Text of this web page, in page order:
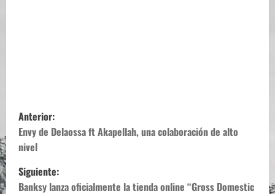
N
a
v
Anterior:
Envy de Delaossa ft Akapellah, una colaboración de alto
nivel
Siguiente:
Banksy lanza oficialmente la tienda online “Gross Domestic